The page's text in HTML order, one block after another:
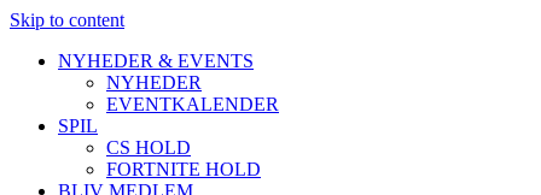
Skip to content
NYHEDER & EVENTS
NYHEDER
EVENTKALENDER
SPIL
CS HOLD
FORTNITE HOLD
BLIV MEDLEM